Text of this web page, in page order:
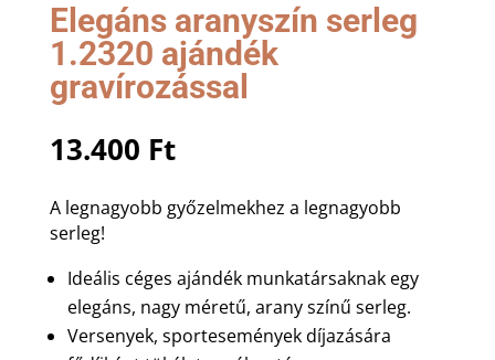
Elegáns aranyszín serleg
1.2320 ajándék
gravírozással
13.400 Ft
A legnagyobb győzelmekhez a legnagyobb
serleg!
Ideális céges ajándék munkatársaknak egy
elegáns, nagy méretű, arany színű serleg.
Versenyek, sportesemények díjazására